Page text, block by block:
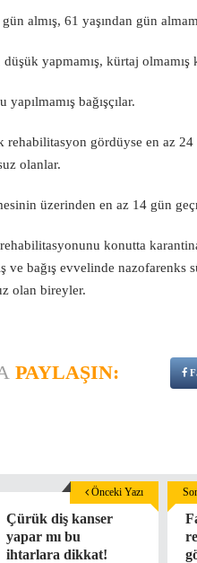
almış, 61 yaşından gün
yapmamış, kürtaj olmamış
bağışçılar.
gördüyse en az
olanlar.
üzerinden en az 14 gün
rehabilitasyonunu konutta
ve bağış evvelinde nazofarenks
olan bireyler.
PAYLAŞIN:
Çürük diş kanser
yapar mı bu
ihtarlara dikkat!
Önceki Yazı